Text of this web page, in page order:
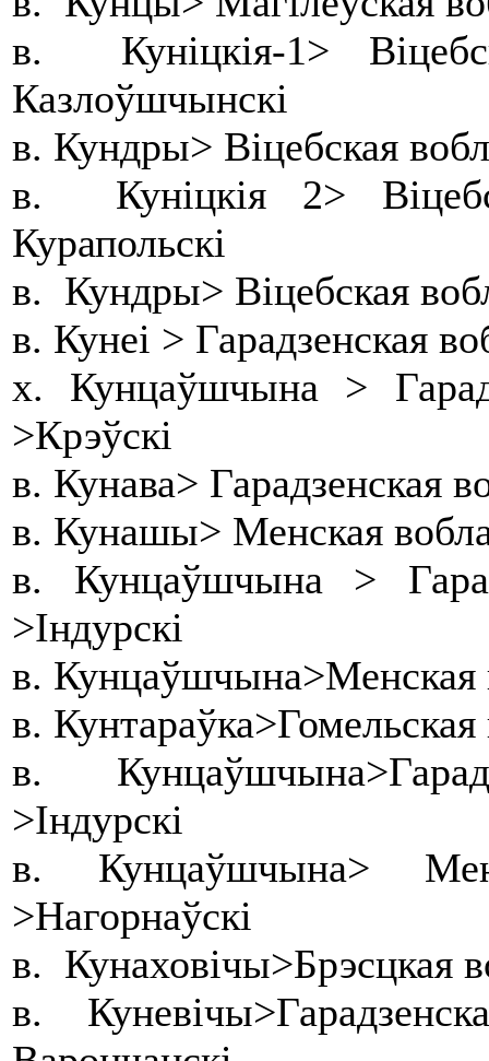
в. Куніцкія-1>
Казлоўшчынскі
в. Кундры> Віцебская
в. Куніцкія 2>
Курапольскі
в. Кундры> Віцебская
в. Кунеі > Гарадзенская
х. Кунцаўшчына >
>Крэўскі
в. Кунава> Гарадзенская
в. Кунашы> Менская
в. Кунцаўшчына >
>Індурскі
в. Кунцаўшчына>Менская
в.
в.
>Індурскі
в. Кунцаўшчына>
>Нагорнаўскі
в. Кунаховічы>Брэсцкая
в.